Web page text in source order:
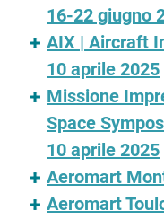
16-22 giugno
AIX | Aircraft
10 aprile 2025
Missione
Space
10 aprile 2025
Aeromart
Aeromart